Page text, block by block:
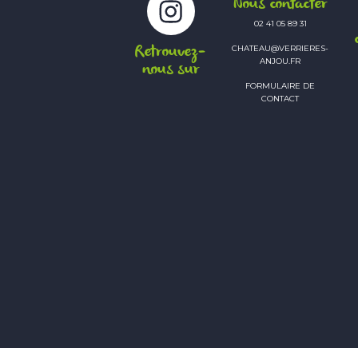
Retrouvez-
nous sur
02 41 05 89 31
CHATEAU@VERRIERES-
ANJOU.FR
FORMULAIRE DE
CONTACT